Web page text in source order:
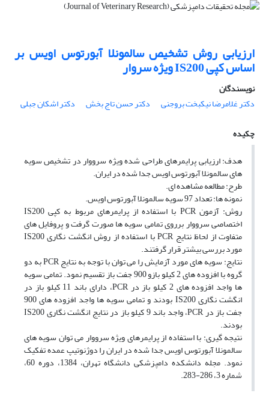
ارزیابی روش تشخیص سالمونلا آبورتوس اویس بر
اساس کپی IS200 ویژه سروار
نویسندگان
دکتر غلامرضا نیکبخت بروجنی
دکتر حسن تاج بخش
دکتر اشکان جبلی
چکیده
هدف: ارزیابی پرایمرهای طراحی شده ویژه سرووار در تشخیص سویه
های سالمونلا آبورتوس اویس جدا شده در ایران.
طرح: مطالعه مشاهده ای.
نمونه ها: تعداد 97 سویه سالمونلا آبورتوس اویس.
روش: آزمون PCR با استفاده از پرایمرهای مربوط به کپی IS200
اختصاصی سرووار برروی تمامی سویه ها صورت گرفت و پروفایل های
متفاوت از لحاظ نتایج PCR با استفاده از روش انگشت نگاری IS200
مورد بررسی بیشتر قرار گرفتند.
نتایج: سویه های مورد آزمایش را می توان با توجه به نتایج PCR به دو
گروه با افزوده های 2 کیلو بازو 900 جفت باز تقسیم نمود. تمامی سویه
ها واجد افزوده های 2 کیلو باز در PCR، دارای باند 11 کیلو باز در
انگشت نگاری IS200 بودند و تمامی سویه ها واجد افزوده های 900
جفت باز در PCR، واجد باند 9 کیلو باز در نتایج انگشت نگاری IS200
بودند.
نتیجه گیری: با استفاده از پرایمرهای ویژه سرووار می توان سویه های
سالمونلا آبورتوس اویس جدا شده در ایران را دوژنوتیپ عمده تفکیک
نمود. مجله دانشکده دامپزشکی دانشگاه تهران، 1384، دوره 60،
شماره 3، 286-283.